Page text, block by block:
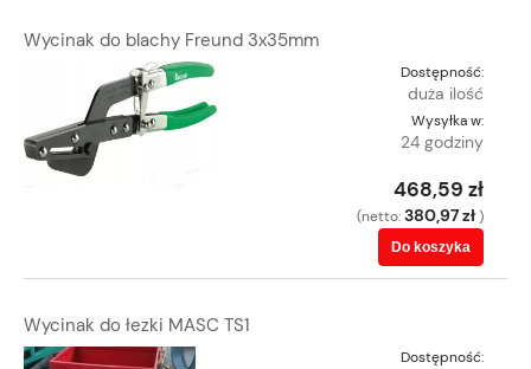
Wycinak do blachy Freund 3x35mm
Dostępność:
duża ilość
Wysyłka w:
24 godziny
468,59 zł
(netto:380,97 zł )
Do koszyka
Wycinak do łezki MASC TS1
Dostępność: